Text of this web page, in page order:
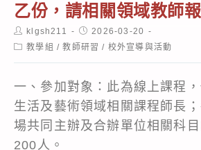
乙份，請相關領域教師報
Post
author:
klgsh211
Post
published:
2026-03-20
Post教學組 / 教師研習 / 校外宣導與活動
一、參加對象：此為線上課程
生活及藝術領域相關課程師長
場共同主辦及合辦單位相關科
200人。